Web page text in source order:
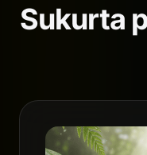
Sukurta